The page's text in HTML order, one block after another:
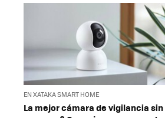
EN XATAKA SMART HOME
La mejor cámara de vigilancia